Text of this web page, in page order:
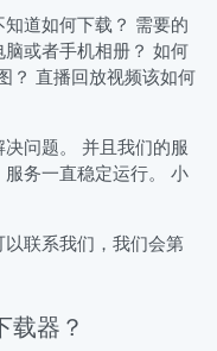
道如何下载？ 需要的
或者手机相册？ 如何
？ 直播回放视频该如何
问题。 并且我们的服
务一直稳定运行。 小
联系我们，我们会第
载器？